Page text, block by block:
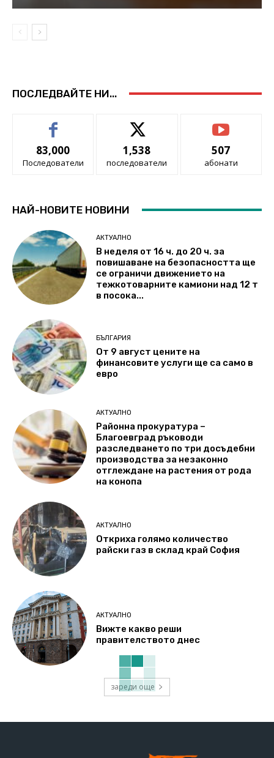
ПОСЛЕДВАЙТЕ НИ...
83,000
Последователи
1,538
последователи
507
абонати
НАЙ-НОВИТЕ НОВИНИ
АКТУАЛНО
В неделя от 16 ч. до 20 ч. за
повишаване на безопасността ще
се ограничи движението на
тежкотоварните камиони над 12 т
в посока...
БЪЛГАРИЯ
От 9 август цените на
финансовите услуги ще са само в
евро
АКТУАЛНО
Районна прокуратура –
Благоевград ръководи
разследването по три досъдебни
производства за незаконно
отглеждане на растения от рода
на конопа
АКТУАЛНО
Откриха голямо количество
райски газ в склад край София
АКТУАЛНО
Вижте какво реши
правителството днес
зареди още